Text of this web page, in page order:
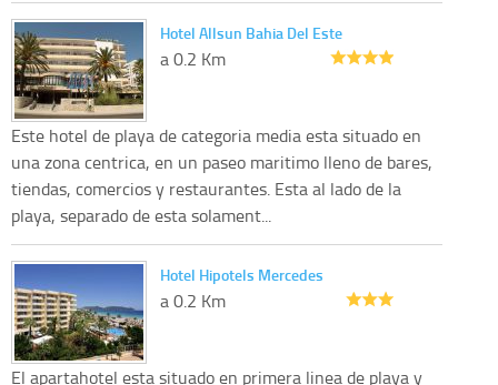
Hotel Allsun Bahia Del Este
a 0.2 Km
Este hotel de playa de categoria media esta situado en
una zona centrica, en un paseo maritimo lleno de bares,
tiendas, comercios y restaurantes. Esta al lado de la
playa, separado de esta solament...
Hotel Hipotels Mercedes
a 0.2 Km
El apartahotel esta situado en primera linea de playa y